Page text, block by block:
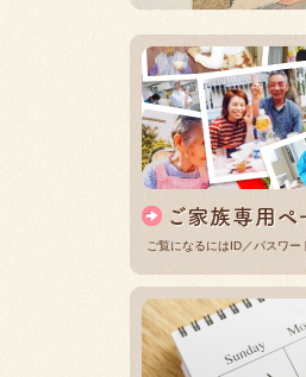
ご覧になるにはID／パスワー